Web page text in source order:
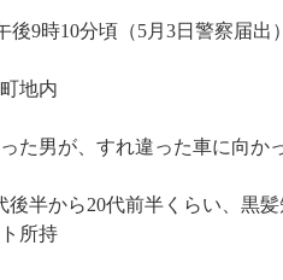
後9時10分頃（5月3日警察届出）
地内
た男が、すれ違った車に向か
後半から20代前半くらい、黒
所持